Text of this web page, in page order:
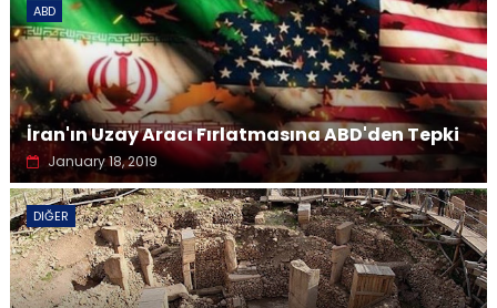
ABD
İran'ın Uzay Aracı Fırlatmasına ABD'den Tepki
January 18, 2019
DIĞER